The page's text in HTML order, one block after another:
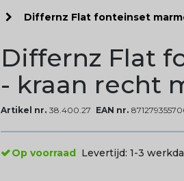
Differnz Flat fonteinset
Differnz Flat
- kraan recht
Artikel nr. 38.400.27 EAN nr.
Op voorraad Levertijd: 1-3